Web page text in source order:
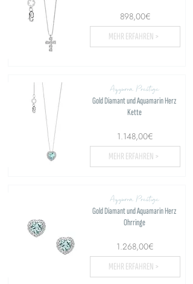
898,00€
MEHR ERFAHREN >
Azzurra Prestige
Gold Diamant und Aquamarin Herz
Kette
1.148,00€
MEHR ERFAHREN >
Azzurra Prestige
Gold Diamant und Aquamarin Herz
Ohrringe
1.268,00€
MEHR ERFAHREN >